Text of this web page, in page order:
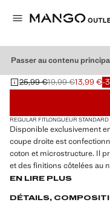
Passer au contenu
T-SHIRT MAILLE
Prix initial barré [25,99 € ]
25,99 €
Deuxième prix barré [19,99
19,99 €
Prix actuel [13,99 € ]13,99 €-
Choisissez une couleur
REGULAR FITLONGUEUR STANDARD
Disponible exclusivement
coupe droite est
coton et microstructure. Il
et des finitions côtelées au
droit. Le mannequin
EN LIRE PLUS
DÉTAILS,